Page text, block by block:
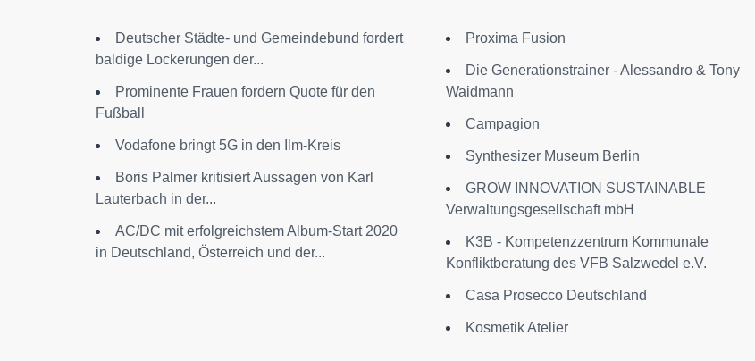
Deutscher Städte- und Gemeindebund fordert
baldige Lockerungen der...
Prominente Frauen fordern Quote für den
Fußball
Vodafone bringt 5G in den Ilm-Kreis
Boris Palmer kritisiert Aussagen von Karl
Lauterbach in der...
AC/DC mit erfolgreichstem Album-Start 2020
in Deutschland, Österreich und der...
Proxima Fusion
Die Generationstrainer - Alessandro & Tony
Waidmann
Campagion
Synthesizer Museum Berlin
GROW INNOVATION SUSTAINABLE
Verwaltungsgesellschaft mbH
K3B - Kompetenzzentrum Kommunale
Konfliktberatung des VFB Salzwedel e.V.
Casa Prosecco Deutschland
Kosmetik Atelier